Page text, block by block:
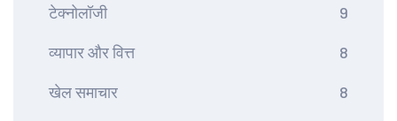
टेक्नोलॉजी 9
व्यापार और वित्त 8
खेल समाचार 8